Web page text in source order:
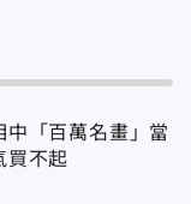
「百萬名畫」當
不起